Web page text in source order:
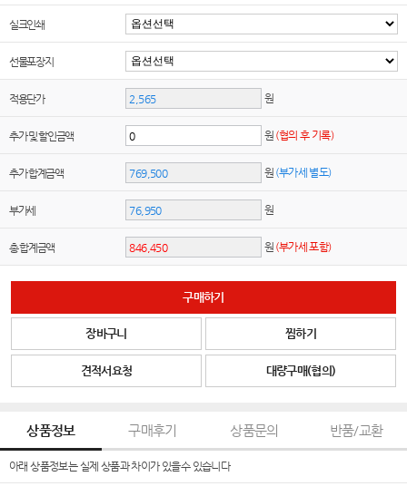
실크인쇄
선물포장지
적용단가 원
추가 및 할인금액 원 (협의 후 기록)
추가 합계금액 원 (부가세 별도)
부가세 원
총 합계금액 원 (부가세 포함)
구매하기
장바구니 찜하기
견적서요청 대량구매(협의)
상품정보 구매후기 상품문의 반품/교환
아래 상품정보는 실제 상품과 차이가 있을수 있습니다